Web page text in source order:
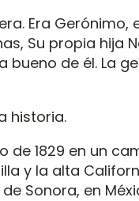
Era
Su propia hija
bueno de él. La
historia.
de 1829 en un
y la alta
Sonora, en